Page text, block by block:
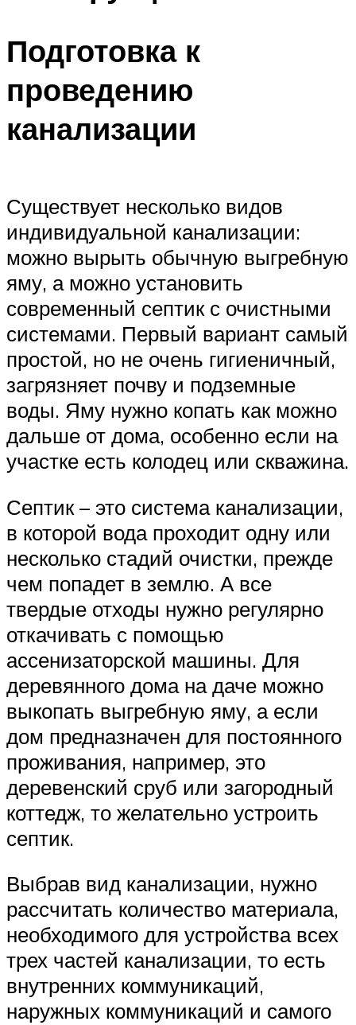
Подготовка к
проведению
канализации
Существует несколько видов
индивидуальной канализации:
можно вырыть обычную выгребную
яму, а можно установить
современный септик с очистными
системами. Первый вариант самый
простой, но не очень гигиеничный,
загрязняет почву и подземные
воды. Яму нужно копать как можно
дальше от дома, особенно если на
участке есть колодец или скважина.
Септик – это система канализации,
в которой вода проходит одну или
несколько стадий очистки, прежде
чем попадет в землю. А все
твердые отходы нужно регулярно
откачивать с помощью
ассенизаторской машины. Для
деревянного дома на даче можно
выкопать выгребную яму, а если
дом предназначен для постоянного
проживания, например, это
деревенский сруб или загородный
коттедж, то желательно устроить
септик.
Выбрав вид канализации, нужно
рассчитать количество материала,
необходимого для устройства всех
трех частей канализации, то есть
внутренних коммуникаций,
наружных коммуникаций и самого